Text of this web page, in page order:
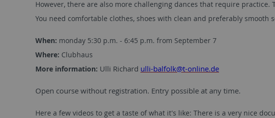
However, there are also more challenging dances that require practice.
You need comfortable clothes, shoes with clean and preferably smooth
When: monday 5:30 p.m. - 6:45 p.m. from September 7
Where: Clubhaus
More information: Ulli Richard ulli-balfolk@t-online.de
Open course without registration. Entry possible at any time.
Here a few videos to get a taste of what it's like: There is a very nice